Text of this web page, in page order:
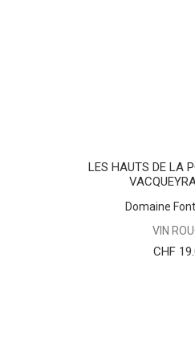
LES HAUTS DE LA
Domaine
VIN
CHF